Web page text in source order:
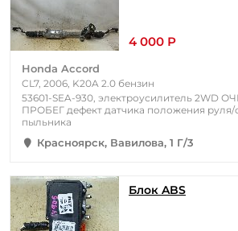
4 000 Р
Honda Accord
CL7, 2006, K20A 2.0 бензин
53601-SEA-930, электроусилитель 2WD
ПРОБЕГ дефект датчика положения
пыльника
Красноярск, Вавилова, 1 Г/3
Блок ABS